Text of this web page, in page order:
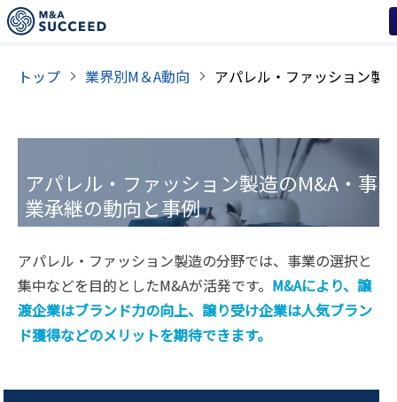
トップ 業界別M＆A動向
アパレル・ファッション製造のM&A・事
業承継の動向と事例
アパレル・ファッション製造の分野では、事業の選択と
集中などを目的としたM&Aが活発です。 M&Aにより、譲
渡企業はブランド力の向上、譲り受け企業は人気ブラン
ド獲得などのメリットを期待できます。